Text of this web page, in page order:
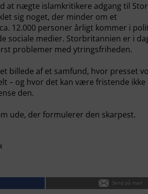
at nægte islamkritikere adgang til
sig noget, der minder om et
12.000 personer årligt kommer i
sociale medier. Storbritannien er i
problemer med ytringsfriheden.
billede af et samfund, hvor presset
– og hvor det kan være fristende
den.
ude, der formulerer den skarpest.
Send på mail